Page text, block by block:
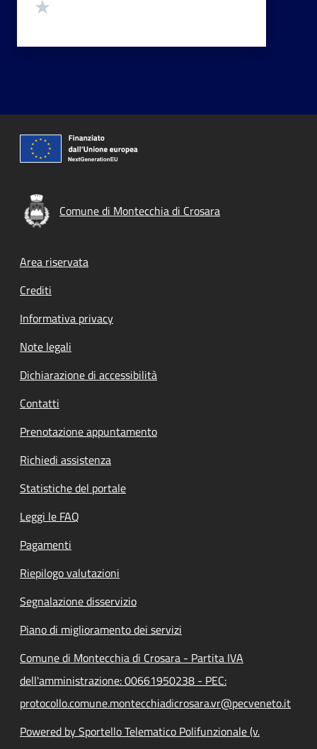
Comune di Montecchia di Crosara
Footer menu
Area riservata
Crediti
Informativa privacy
Note legali
Dichiarazione di accessibilità
Contatti
Prenotazione appuntamento
Richiedi assistenza
Statistiche del portale
Leggi le FAQ
Pagamenti
Riepilogo valutazioni
Segnalazione disservizio
Piano di miglioramento dei servizi
Comune di Montecchia di Crosara - Partita IVA
dell'amministrazione: 00661950238 - PEC:
protocollo.comune.montecchiadicrosara.vr@pecveneto.it
Powered by Sportello Telematico Polifunzionale (v.